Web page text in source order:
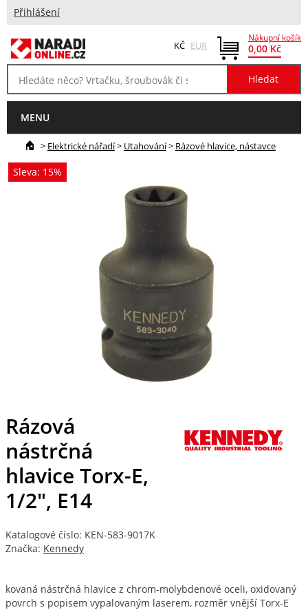
Přihlášení
Nákupní košík
0,00 Kč
KČ EUR
MENU
> Elektrické nářadí> Utahování> Rázové hlavice, nástavce
Sleva: 15%
Rázová
nástrčná
hlavice Torx-E,
1/2", E14
Katalogové číslo: KEN-583-9017K
Značka: Kennedy
kovaná nástrčná hlavice z chrom-molybdenové oceli, oxidovaný
povrch s popisem vypalovaným laserem, rozměr vnější Torx-E